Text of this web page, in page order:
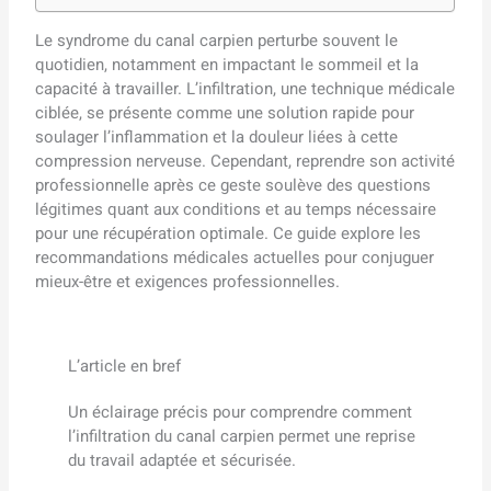
Le syndrome du canal carpien perturbe souvent le
quotidien, notamment en impactant le sommeil et la
capacité à travailler. L’infiltration, une technique médicale
ciblée, se présente comme une solution rapide pour
soulager l’inflammation et la douleur liées à cette
compression nerveuse. Cependant, reprendre son activité
professionnelle après ce geste soulève des questions
légitimes quant aux conditions et au temps nécessaire
pour une récupération optimale. Ce guide explore les
recommandations médicales actuelles pour conjuguer
mieux-être et exigences professionnelles.
L’article en bref
Un éclairage précis pour comprendre comment
l’infiltration du canal carpien permet une reprise
du travail adaptée et sécurisée.